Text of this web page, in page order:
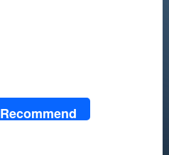
Recommend